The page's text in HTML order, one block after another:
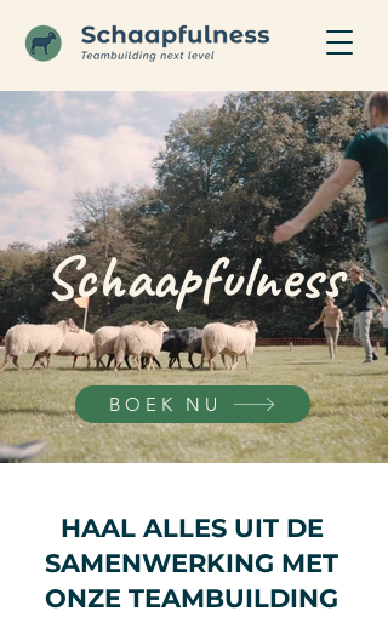
Schaapfulness
BOEK NU
HAAL ALLES UIT DE
SAMENWERKING MET
ONZE TEAMBUILDING